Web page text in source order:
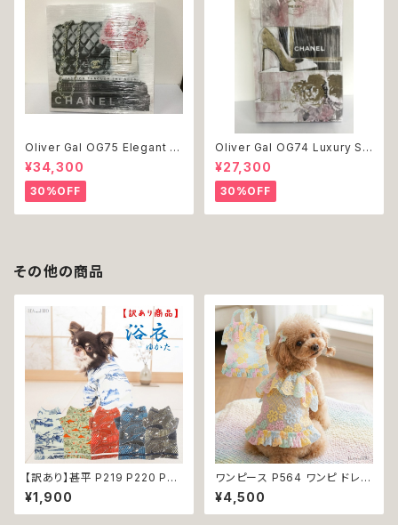
Oliver Gal OG75 Elegant E
ssentials Paris 絵 アート イ
ンテリア お祝い 贈り物 プレゼ
ント 結婚 新築 開店 周年 バー
スデイ 誕生日 ご褒美
¥34,300
30%OFF
Oliver Gal OG74 Luxury St
acked Shoes Rose Giftbo
x 絵 アート インテリア お祝い
贈り物 プレゼント 結婚 新築 開
店 周年 バースデイ 誕生日 ご褒
美
¥27,300
30%OFF
その他の商品
【訳あり】甚平 P219 P220 P22
1 P222 P223 和装 和柄 ドッグ
ウェア 犬 コスプレ 男の子 夏服
ドッグウエア ドックウェア おしゃ
¥1,900
ワンピース P564 ワンピ ドレス
ハンドメイド 花 透け感 スカート
トップス 裏地付き パピー 小型
犬 犬 猫 ペット 服 犬服 猫服 犬
¥4,500